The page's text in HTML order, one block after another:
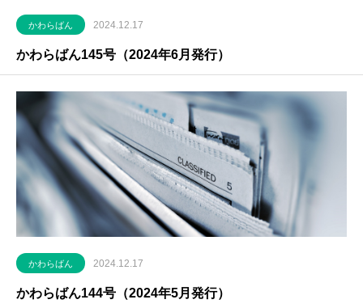
かわらばん 2024.12.17
かわらばん145号（2024年6月発行）
かわらばん 2024.12.17
かわらばん144号（2024年5月発行）